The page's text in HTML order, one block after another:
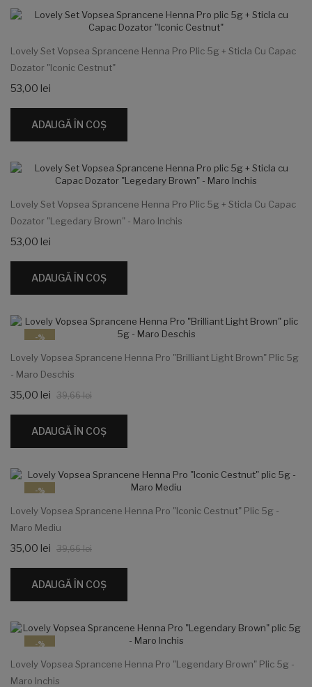
Lovely Set Vopsea Sprancene Henna Pro Plic 5g + Sticla Cu Capac
Dozator "Iconic Cestnut"
53,00 lei
ADAUGĂ ÎN COŞ
Lovely Set Vopsea Sprancene Henna Pro Plic 5g + Sticla Cu Capac
Dozator "Legedary Brown" - Maro Inchis
53,00 lei
ADAUGĂ ÎN COŞ
-%
Lovely Vopsea Sprancene Henna Pro "Brilliant Light Brown" Plic 5g
- Maro Deschis
35,00 lei 39,66 lei
ADAUGĂ ÎN COŞ
-%
Lovely Vopsea Sprancene Henna Pro "Iconic Cestnut" Plic 5g -
Maro Mediu
35,00 lei 39,66 lei
ADAUGĂ ÎN COŞ
-%
Lovely Vopsea Sprancene Henna Pro "Legendary Brown" Plic 5g -
Maro Inchis